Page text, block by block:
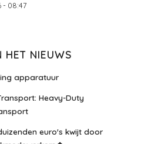
- 08:47
HET NIEUWS
apparatuur
Heavy-Duty
euro's kwijt door